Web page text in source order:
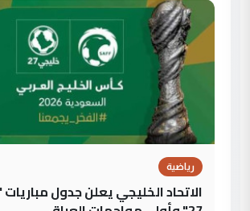
رياضية
الاتحاد الخليجي يعلن جدول